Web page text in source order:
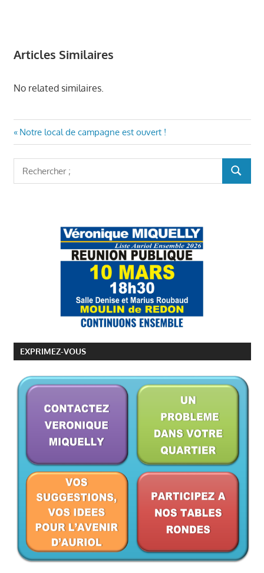
Articles Similaires
No related similaires.
Navigation
de
l’article
Article
précédent
:
Notre local de campagne est ouvert !
EXPRIMEZ-VOUS